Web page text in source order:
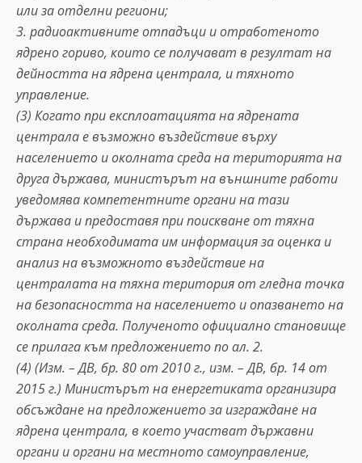
или за отделни региони;
3. радиоактивните отпадъци и отработеното
ядрено гориво, които се получават в резултат на
дейността на ядрена централа, и тяхното
управление.
(3) Когато при експлоатацията на ядрената
централа е възможно въздействие върху
населението и околната среда на територията на
друга държава, министърът на външните работи
уведомява компетентните органи на тази
държава и предоставя при поискване от тяхна
страна необходимата им информация за оценка и
анализ на възможното въздействие на
централата на тяхна територия от гледна точка
на безопасността на населението и опазването на
околната среда. Полученото официално становище
се прилага към предложението по ал. 2.
(4) (Изм. – ДВ, бр. 80 от 2010 г., изм. – ДВ, бр. 14 от
2015 г.) Министърът на енергетиката организира
обсъждане на предложението за изграждане на
ядрена централа, в което участват държавни
органи и органи на местното самоуправление,